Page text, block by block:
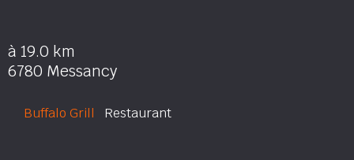
à 19.0 km
6780 Messancy
Buffalo Grill Restaurant